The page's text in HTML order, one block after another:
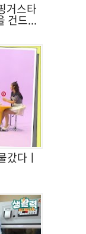
거스타
건드...
갔다ㅣ